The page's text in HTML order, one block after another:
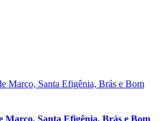
Março, Santa Efigênia, Brás e Bom